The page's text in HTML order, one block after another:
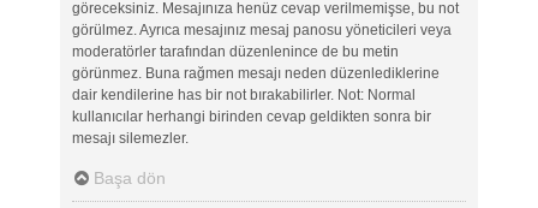
göreceksiniz. Mesajınıza henüz cevap verilmemişse, bu not
görülmez. Ayrıca mesajınız mesaj panosu yöneticileri veya
moderatörler tarafından düzenlenince de bu metin
görünmez. Buna rağmen mesajı neden düzenlediklerine
dair kendilerine has bir not bırakabilirler. Not: Normal
kullanıcılar herhangi birinden cevap geldikten sonra bir
mesajı silemezler.
Başa dön